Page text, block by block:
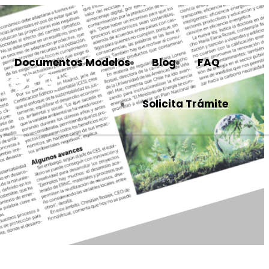
Documentos Modelos Blog FAQ
Solicita Trámite